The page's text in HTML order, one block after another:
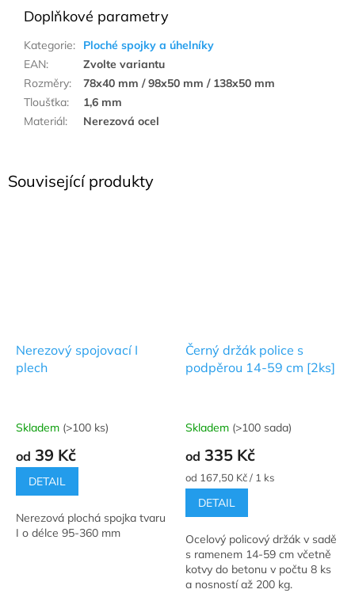
Související produkty
Nerezový spojovací I
plech
Průměrné
produktu
5,0
5
hvězdiček.
Skladem (>100 ks)
od 39 Kč
DETAIL
Nerezová plochá spojka tvaru
I o délce 95-360 mm
Černý držák police s
podpěrou 14-59 cm [2ks]
Průměrné
produktu
je
5,0
5
hvězdiček.
Skladem (>100 sada)
od 335 Kč
Měrná
cena:
od 167,50 Kč / 1 ks
DETAIL
Ocelový policový držák v sadě
s ramenem 14-59 cm včetně
kotvy do betonu v počtu 8 ks
a nosností až 200 kg.
Doplňkové parametry
Kategorie:
Ploché spojky a úhelníky
EAN:
Zvolte variantu
Rozměry:
78x40 mm / 98x50 mm / 138x50 mm
Tloušťka:
1,6 mm
Materiál: Nerezová ocel